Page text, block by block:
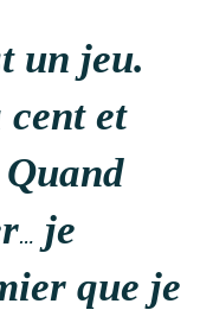
un jeu.
et
…
je
que je